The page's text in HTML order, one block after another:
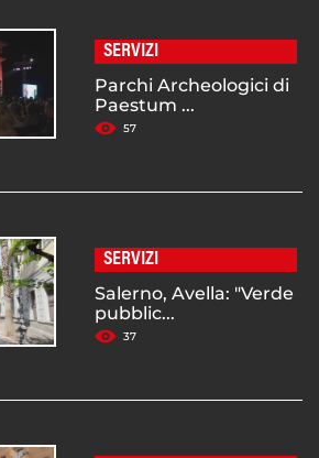
SERVIZI
Parchi Archeologici di
Paestum ...
57
SERVIZI
Salerno, Avella: "Verde
pubblic...
37